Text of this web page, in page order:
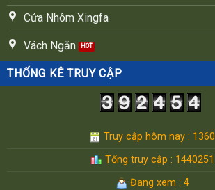
Cửa Nhôm Xingfa
Vách Ngăn
THỐNG KÊ TRUY CẬP
Truy cập hôm nay : 1360
Tổng truy cập : 1440251
Đang xem : 4